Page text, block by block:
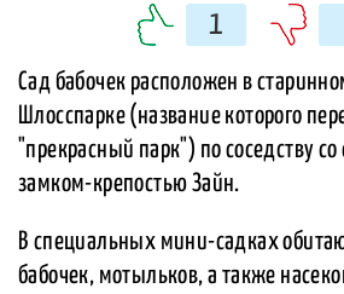
1
Сад бабочек расположен в
Шлосспарке (название которого
"прекрасный парк") по соседству
замком-крепостью Зайн.
В специальных мини-садках
бабочек, мотыльков, а также